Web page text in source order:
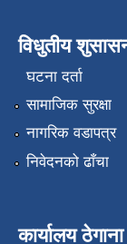
विधुतीय
घटना दर्ता
सामाजिक सुरक्षा
नागरिक वडापत्र
निवेदनको ढाँचा
कार्यालय ठेगाना